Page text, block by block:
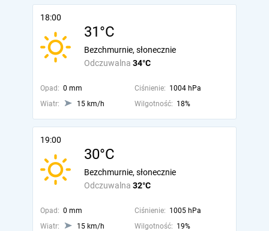
18:00
31°C
Odczuwalna 34°C
Bezchmurnie, słonecznie
Opad: 0 mm Ciśnienie: 1004 hPa
Wiatr:
15 km/h Wilgotność: 18%
19:00
30°C
Odczuwalna 32°C
Bezchmurnie, słonecznie
Opad: 0 mm Ciśnienie: 1005 hPa
Wiatr:
15 km/h Wilgotność: 19%